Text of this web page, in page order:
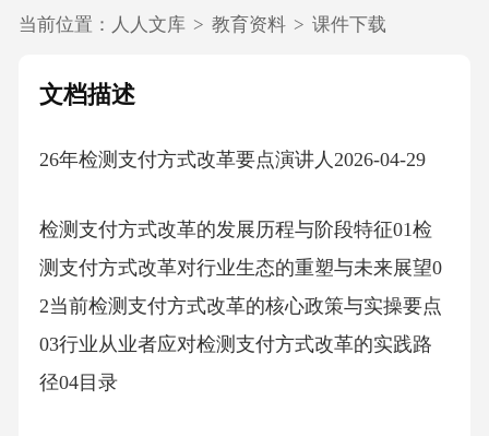
当前位置： 人人文库 > 教育资料 > 课件下载
文档描述
26年检测支付方式改革要点演讲人2026-04-29
检测支付方式改革的发展历程与阶段特征01检
测支付方式改革对行业生态的重塑与未来展望0
2当前检测支付方式改革的核心政策与实操要点
03行业从业者应对检测支付方式改革的实践路
径04目录